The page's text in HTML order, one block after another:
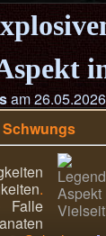
am
.
Falle